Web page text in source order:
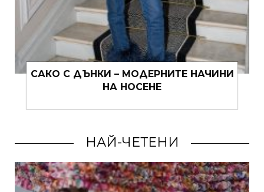
САКО С ДЪНКИ – МОДЕРНИТЕ НАЧИНИ
НА НОСЕНЕ
НАЙ-ЧЕТЕНИ